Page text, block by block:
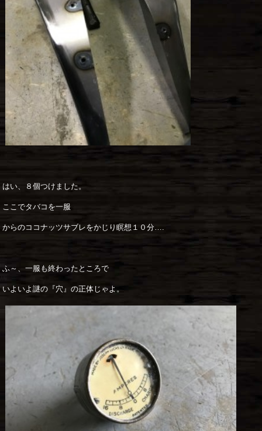
はい、８個つけました。
ここでタバコを一服
からのココナッツサブレをかじり瞑想１０分….
ふ～、一服も終わったところで
いよいよ謎の『穴』の正体じゃよ。